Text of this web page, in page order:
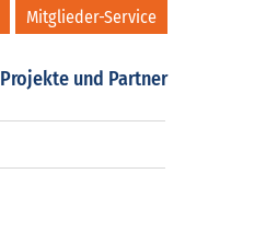
Mitglieder-Service
Projekte und Partner